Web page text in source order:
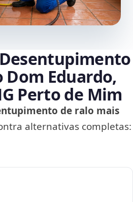
Dom Eduardo,
Perto de Mim
de ralo mais
alternativas completas: